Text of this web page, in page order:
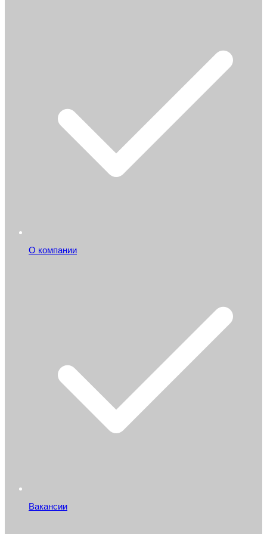
О компании
Вакансии